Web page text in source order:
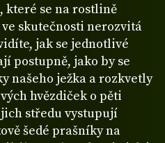
které se na rostlině
skutečnosti nerozvitá
jak se jednotlivé
postupně, jako by se
našeho ježka a rozkvetly
hvězdiček o pěti
středu vystupují
šedé prašníky na